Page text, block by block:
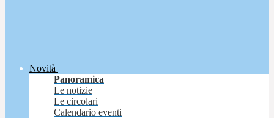
Novità
Panoramica
Le notizie
Le circolari
Calendario eventi